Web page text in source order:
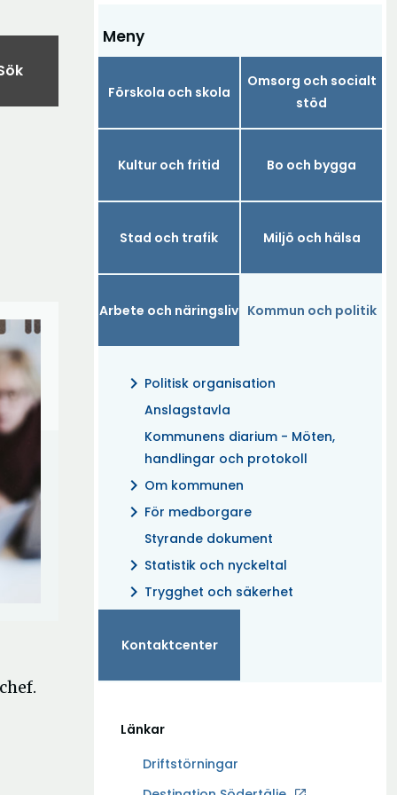
Meny
Förskola och skola
Omsorg och socialt
stöd
Kultur och fritid Bo och bygga
Stad och trafik Miljö och hälsa
Arbete och näringsliv Kommun och politik
chevron_right Politisk organisation
Anslagstavla
Kommunens diarium - Möten,
handlingar och protokoll
chevron_right Om kommunen
chevron_right För medborgare
Styrande dokument
chevron_right Statistik och nyckeltal
chevron_right Trygghet och säkerhet
Kontaktcenter
Länkar
Driftstörningar